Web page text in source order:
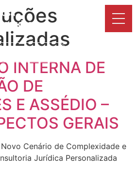
INTERNA DE
DE
E ASSÉDIO –
GERAIS
Cenário de Complexidade e
Jurídica Personalizada